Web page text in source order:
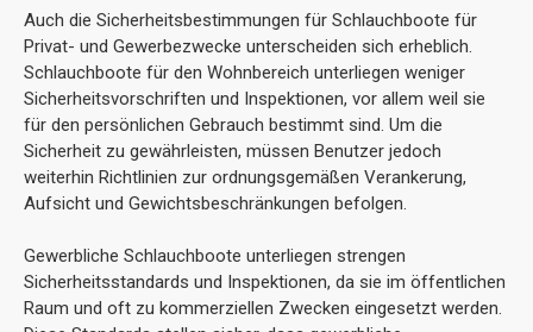
Auch die Sicherheitsbestimmungen für Schlauchboote für
Privat- und Gewerbezwecke unterscheiden sich erheblich.
Schlauchboote für den Wohnbereich unterliegen weniger
Sicherheitsvorschriften und Inspektionen, vor allem weil sie
für den persönlichen Gebrauch bestimmt sind. Um die
Sicherheit zu gewährleisten, müssen Benutzer jedoch
weiterhin Richtlinien zur ordnungsgemäßen Verankerung,
Aufsicht und Gewichtsbeschränkungen befolgen.
Gewerbliche Schlauchboote unterliegen strengen
Sicherheitsstandards und Inspektionen, da sie im öffentlichen
Raum und oft zu kommerziellen Zwecken eingesetzt werden.